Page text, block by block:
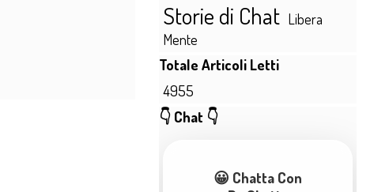
Storie di Chat Libera
Mente
Salta blocco Totale Articoli
Totale Articoli Letti
4955
Salta blocco 👇 Chat 👇
👇 Chat 👇
😀 Chatta Con